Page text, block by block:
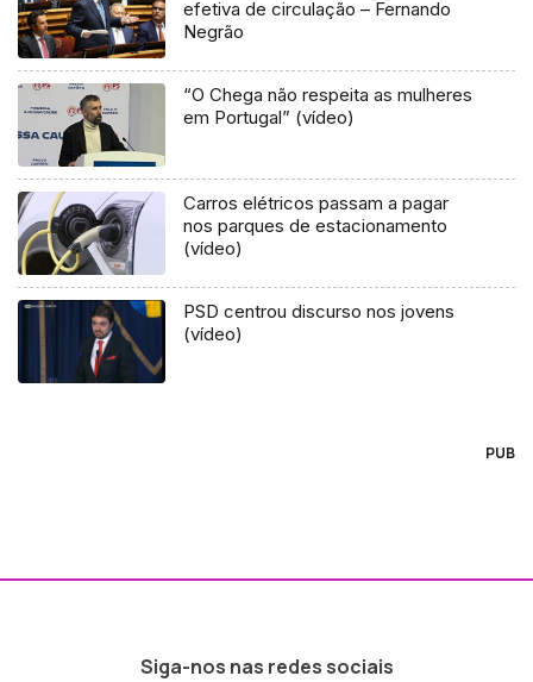
efetiva de circulação – Fernando
Negrão
“O Chega não respeita as mulheres
em Portugal” (vídeo)
Carros elétricos passam a pagar
nos parques de estacionamento
(vídeo)
PSD centrou discurso nos jovens
(vídeo)
PUB
Siga-nos nas redes sociais